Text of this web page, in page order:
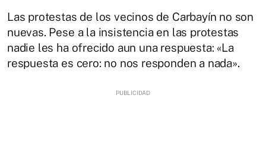
Las protestas de los vecinos de Carbayín no son
nuevas. Pese a la insistencia en las protestas
nadie les ha ofrecido aun una respuesta: «La
respuesta es cero: no nos responden a nada».